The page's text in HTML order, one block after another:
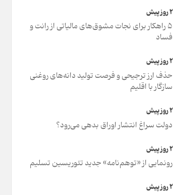
۵ راهکار برای نجات مشوق‌های مالیاتی از رانت و
فساد
حذف ارز ترجیحی و فرصت تولید دانه‌های روغنی
سازگار با اقلیم
دولت سراغ انتشار اوراق بدهی می‌رود؟
رونمایی از «توهم‌نامه» جدید تئور‌یسین تسلیم